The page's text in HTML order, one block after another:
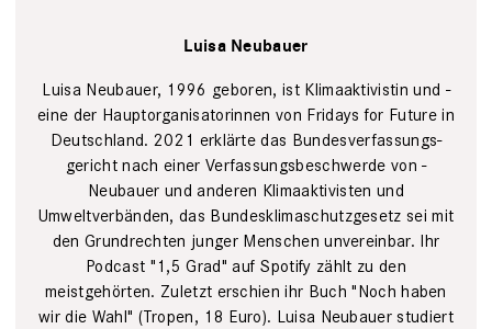
von Nayhauß
Luisa Neubauer
Luisa Neubauer, 1996 geboren, ist Klima­aktivistin und ­
eine der Haupt­organisatorinnen von Fridays for Future in
Deutschland. 2021 erklärte das Bundesverfassungs­
gericht nach einer Verfassungs­beschwerde von ­
Neubauer und anderen Klimaaktivisten und
Umweltverbänden, das Bundes­klimaschutzgesetz sei mit
den Grundrechten junger Menschen ­unvereinbar. Ihr
Podcast "1,5 Grad" auf Spotify zählt zu den
meistgehörten. Zuletzt erschien ihr Buch "Noch haben
wir die Wahl" (Tropen, 18 Euro). Luisa ­Neubauer studiert